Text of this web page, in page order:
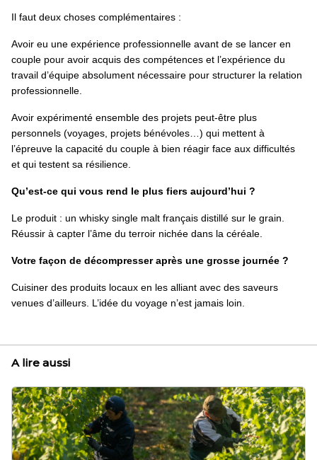
Il faut deux choses complémentaires :
Avoir eu une expérience professionnelle avant de se lancer en
couple pour avoir acquis des compétences et l’expérience du
travail d’équipe absolument nécessaire pour structurer la relation
professionnelle.
Avoir expérimenté ensemble des projets peut-être plus
personnels (voyages, projets bénévoles…) qui mettent à
l’épreuve la capacité du couple à bien réagir face aux difficultés
et qui testent sa résilience.
Qu’est-ce qui vous rend le plus fiers aujourd’hui ?
Le produit : un whisky single malt français distillé sur le grain.
Réussir à capter l’âme du terroir nichée dans la céréale.
Votre façon de décompresser après une grosse journée ?
Cuisiner des produits locaux en les alliant avec des saveurs
venues d’ailleurs. L’idée du voyage n’est jamais loin.
A lire aussi